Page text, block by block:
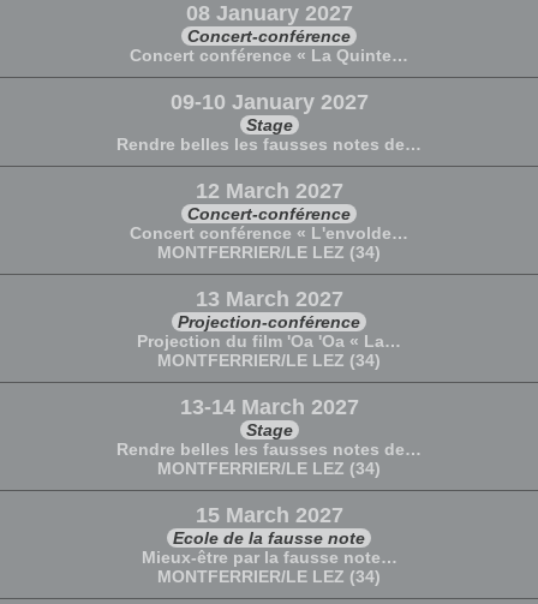
08 January 2027
Concert-conférence
Concert conférence « La Quinte…
09-10 January 2027
Stage
Rendre belles les fausses notes de…
12 March 2027
Concert-conférence
Concert conférence « L'envolde…
MONTFERRIER/LE LEZ (34)
13 March 2027
Projection-conférence
Projection du film 'Oa 'Oa « La…
MONTFERRIER/LE LEZ (34)
13-14 March 2027
Stage
Rendre belles les fausses notes de…
MONTFERRIER/LE LEZ (34)
15 March 2027
Ecole de la fausse note
Mieux-être par la fausse note…
MONTFERRIER/LE LEZ (34)